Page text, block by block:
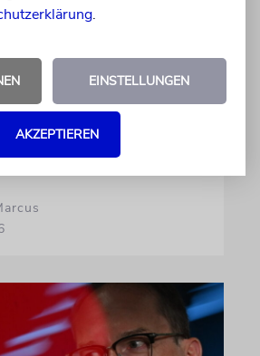
auf den ersten Blick
macht das BSW
den einzigen jüdischen
und damit die Juden
.
EINSTELLUNGEN
AKZEPTIEREN